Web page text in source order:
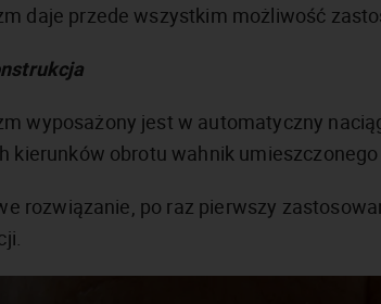
daje przede wszystkim możliwość
wyposażony jest w automatyczny
kierunków obrotu wahnik
rozwiązanie, po raz pierwszy